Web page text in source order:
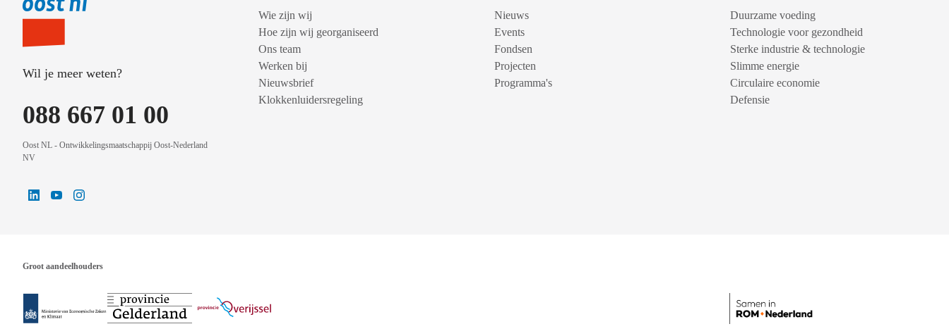
Wil je meer weten?
088 667 01 00
Oost NL - Ontwikkelingsmaatschappij Oost-Nederland
NV
Wie zijn wij
Hoe zijn wij georganiseerd
Ons team
Werken bij
Nieuwsbrief
Klokkenluidersregeling
Nieuws
Events
Fondsen
Projecten
Programma's
Duurzame voeding
Technologie voor gezondheid
Sterke industrie & technologie
Slimme energie
Circulaire economie
Defensie
Groot aandeelhouders